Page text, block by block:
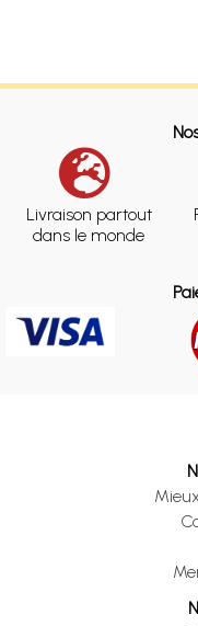
Livraison partout
dans le monde